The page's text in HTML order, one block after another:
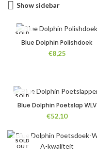
Show sidebar
SOLD
Blue Dolphin Polishdoek
€8,25
SOLD
Blue Dolphin Poetslap WLV
€52,10
SOLD
OUT